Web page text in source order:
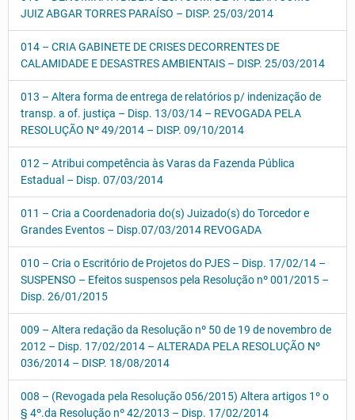
JUIZ ABGAR TORRES PARAÍSO – DISP. 25/03/2014
014 – CRIA GABINETE DE CRISES DECORRENTES DE
CALAMIDADE E DESASTRES AMBIENTAIS – DISP. 25/03/2014
013 – Altera forma de entrega de relatórios p/ indenização de
transp. a of. justiça – Disp. 13/03/14 – REVOGADA PELA
RESOLUÇÃO Nº 49/2014 – DISP. 09/10/2014
012 – Atribui competência às Varas da Fazenda Pública
Estadual – Disp. 07/03/2014
011 – Cria a Coordenadoria do(s) Juizado(s) do Torcedor e
Grandes Eventos – Disp.07/03/2014 REVOGADA
010 – Cria o Escritório de Projetos do PJES – Disp. 17/02/14 –
SUSPENSO – Efeitos suspensos pela Resolução nº 001/2015 –
Disp. 26/01/2015
009 – Altera redação da Resolução nº 50 de 19 de novembro de
2012 – Disp. 17/02/2014 – ALTERADA PELA RESOLUÇÃO Nº
036/2014 – DISP. 18/08/2014
008 – (Revogada pela Resolução 056/2015) Altera artigos 1º o
§ 4º.da Resolução nº 42/2013 – Disp. 17/02/2014